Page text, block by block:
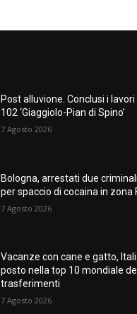
Post alluvione. Conclusi i lavori
102 ‘Giaggiolo-Pian di Spino’
7 Agosto 2026
Bologna, arrestati due
per spaccio di cocaina in zona
7 Agosto 2026
Vacanze con cane e gatto,
posto nella top 10 mondiale
trasferimenti
7 Agosto 2026